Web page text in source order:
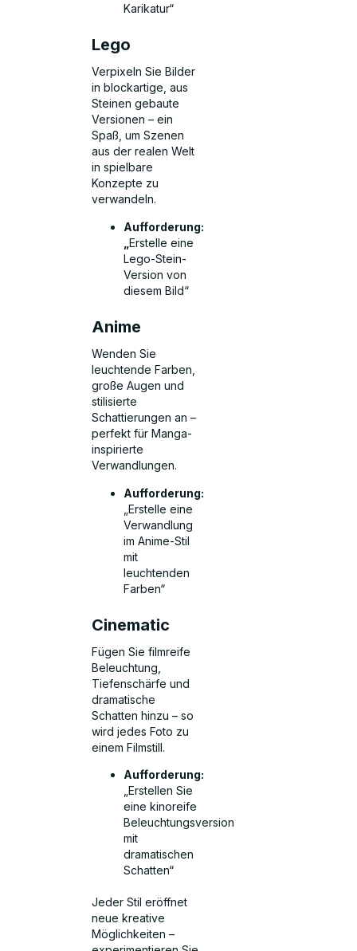
Karikatur“
Lego
Verpixeln Sie Bilder
in blockartige, aus
Steinen gebaute
Versionen – ein
Spaß, um Szenen
aus der realen Welt
in spielbare
Konzepte zu
verwandeln.
Aufforderung:
„Erstelle eine
Lego-Stein-
Version von
diesem Bild“
Anime
Wenden Sie
leuchtende Farben,
große Augen und
stilisierte
Schattierungen an –
perfekt für Manga-
inspirierte
Verwandlungen.
Aufforderung:
„Erstelle eine
Verwandlung
im Anime-Stil
mit
leuchtenden
Farben“
Cinematic
Fügen Sie filmreife
Beleuchtung,
Tiefenschärfe und
dramatische
Schatten hinzu – so
wird jedes Foto zu
einem Filmstill.
Aufforderung:
„Erstellen Sie
eine kinoreife
Beleuchtungsversion
mit
dramatischen
Schatten“
Jeder Stil eröffnet
neue kreative
Möglichkeiten –